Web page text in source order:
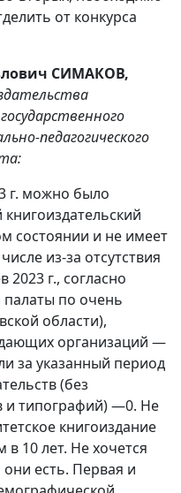
от конкурса
СИМАКОВ,
педагогического
г. можно было
состоянии и не имеет
из-за отсутствия
2023 г., согласно
по очень
области),
организаций —
за указанный период
(без
и типографий) —0. Не
книгоиздание
в 10 лет. Не хочется
есть. Первая и